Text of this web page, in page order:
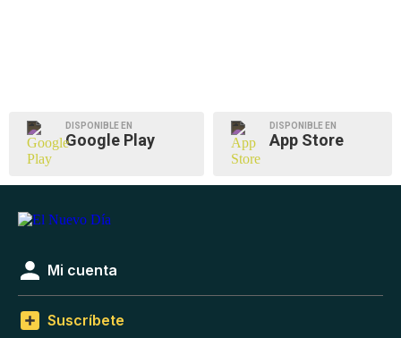
DISPONIBLE EN
Google Play
DISPONIBLE EN
App Store
Mi cuenta
Suscríbete